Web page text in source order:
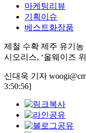
마케팅리뷰
기획이슈
베스트화장품
제철 수확 제주 유기
시오리스, ‘올웨이즈
신대욱 기자
3:50:56]